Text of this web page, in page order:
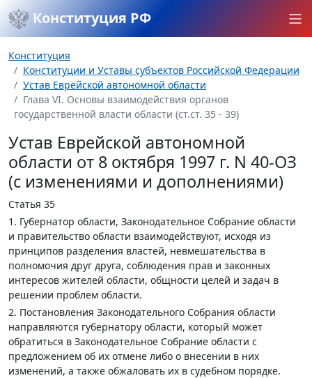
Конституция РФ
Конституция
Конституции и Уставы субъектов Российской Федерации
Устав Еврейской автономной области
Глава VI. Основы взаимодействия органов
государственной власти области (ст.ст. 35 - 39)
Устав Еврейской автономной
области от 8 октября 1997 г. N 40-ОЗ
(с изменениями и дополнениями)
Статья 35
1. Губернатор области, Законодательное Собрание области
и правительство области взаимодействуют, исходя из
принципов разделения властей, невмешательства в
полномочия друг друга, соблюдения прав и законных
интересов жителей области, общности целей и задач в
решении проблем области.
2. Постановления Законодательного Собрания области
направляются губернатору области, который может
обратиться в Законодательное Собрание области с
предложением об их отмене либо о внесении в них
изменений, а также обжаловать их в судебном порядке.